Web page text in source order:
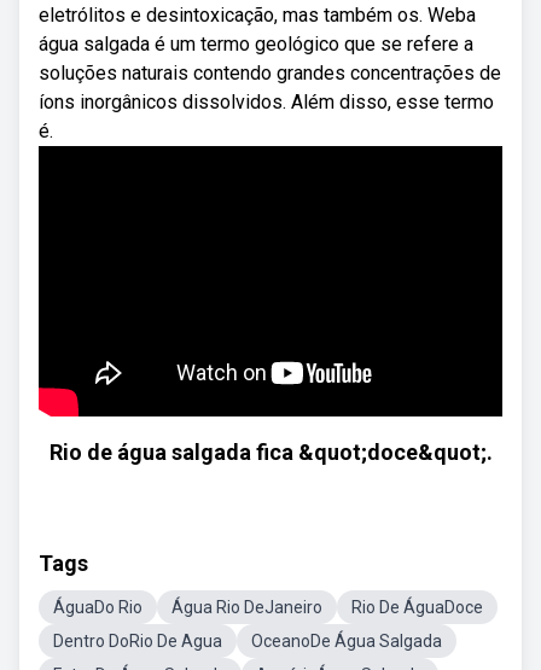
eletrólitos e desintoxicação, mas também os. Weba
água salgada é um termo geológico que se refere a
soluções naturais contendo grandes concentrações de
íons inorgânicos dissolvidos. Além disso, esse termo
é.
Rio de água salgada fica &quot;doce&quot;.
Tags
ÁguaDo Rio Água Rio DeJaneiro
Rio De ÁguaDoce
Dentro DoRio De Agua
OceanoDe Água Salgada